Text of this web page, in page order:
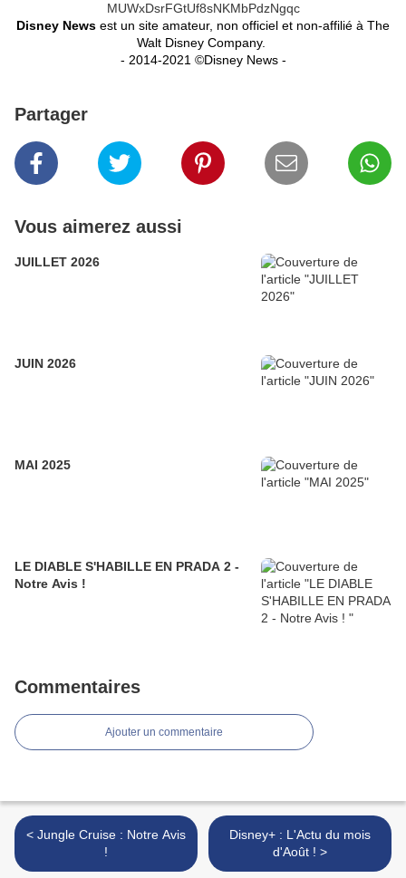
Disney News est un site amateur, non officiel et non-affilié à The
Walt Disney Company.
- 2014-2021 ©Disney News -
Partager
Vous aimerez aussi
JUILLET 2026
JUIN 2026
MAI 2025
LE DIABLE S'HABILLE EN PRADA 2 -
Notre Avis !
Commentaires
Ajouter un commentaire
< Jungle Cruise : Notre Avis
!
Disney+ : L'Actu du mois
d'Août ! >